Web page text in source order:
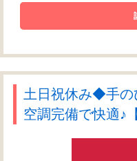
土日祝休み◆手
空調完備で快適♪